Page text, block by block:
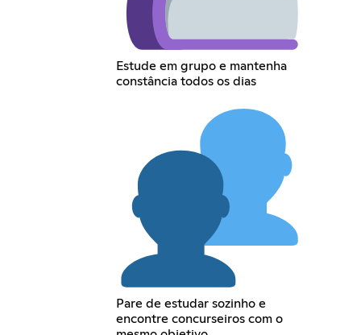
Estude em grupo e mantenha
constância todos os dias
Pare de estudar sozinho e
encontre concurseiros com o